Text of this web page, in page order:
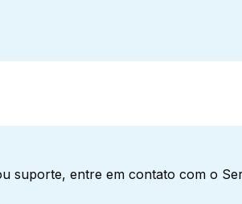
suporte, entre em contato com o